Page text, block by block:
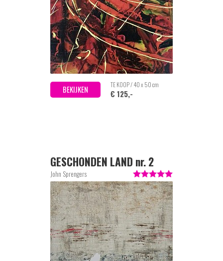
BEKIJKEN TE KOOP / 40 x 50 cm
€ 125,-
GESCHONDEN LAND nr. 2
John Sprengers